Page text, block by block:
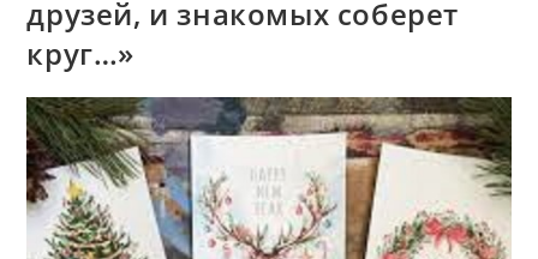
Рождество»
друзей, и знакомых соберет
круг…»